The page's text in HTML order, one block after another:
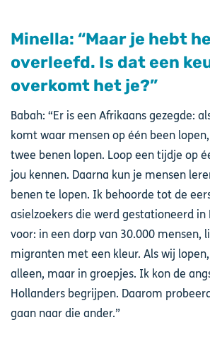
Minella: “Maar je hebt
overleefd. Is dat een
overkomt het je?”
Babah: “Er is een Afrikaans gezegde:
komt waar mensen op één been
twee benen lopen. Loop een tijdje op
jou kennen. Daarna kun je mensen
benen te lopen. Ik behoorde tot de
asielzoekers die werd gestationeerd in
voor: in een dorp van 30.000 mensen,
migranten met een kleur. Als wij
alleen, maar in groepjes. Ik kon de
Hollanders begrijpen. Daarom
gaan naar die ander.”